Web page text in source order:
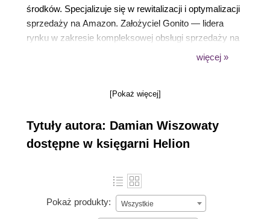
środków. Specjalizuje się w rewitalizacji i optymalizacji
sprzedaży na Amazon. Założyciel Gonito — lidera
rynku w zakresie kompleksowej obsługi sprzedaży na
Amazon. Gonito to zespół doświadczonych ekspertów
automatyzuje oraz wspiera transakcje partnerów na 9
rocznie, a także obsługuje sprzedaż i działania
marketingowe w 8 językach przez 365 dni w roku.
więcej »
[Pokaż więcej]
Tytuły autora: Damian Wiszowaty
dostępne w księgarni Helion
Pokaż produkty: Wszystkie